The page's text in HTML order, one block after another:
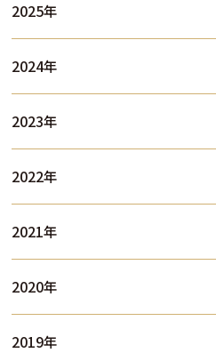
2025年
2024年
2023年
2022年
2021年
2020年
2019年